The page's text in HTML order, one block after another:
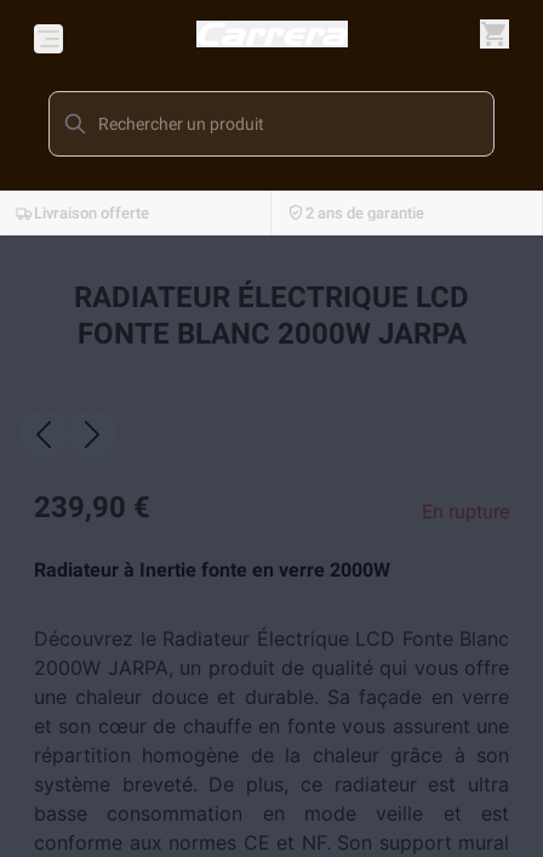
Livraison offerte 2 ans de garantie
RADIATEUR ÉLECTRIQUE LCD
FONTE BLANC 2000W JARPA
239,90 € En rupture
Radiateur à Inertie fonte en verre 2000W
Découvrez le Radiateur Électrique LCD Fonte Blanc
2000W JARPA, un produit de qualité qui vous offre
une chaleur douce et durable. Sa façade en verre
et son cœur de chauffe en fonte vous assurent une
répartition homogène de la chaleur grâce à son
système breveté. De plus, ce radiateur est ultra
basse consommation en mode veille et est
conforme aux normes CE et NF. Son support mural